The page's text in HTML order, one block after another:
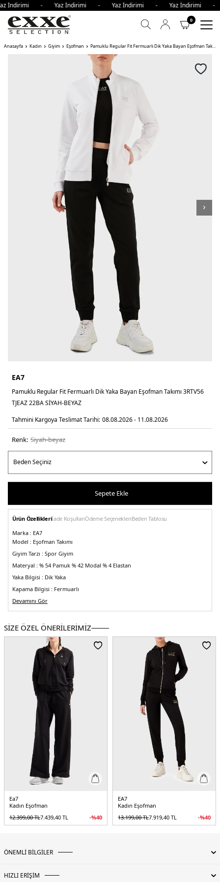
İndirimi - Yaz İndirimi - Yaz İndirimi - Yaz
0
Anasayfa Kadın Giyim Eşofman Pamuklu Regular Fit Fermuarlı Dik Yaka Bayan Eşofman Takımı TJEAZ
EA7
Pamuklu Regular Fit Fermuarlı Dik Yaka Bayan Eşofman Takımı 3RTV56
TJEAZ 22BA SİYAH-BEYAZ
Tahmini Kargoya Teslimat Tarihi: 08.08.2026 - 11.08.2026
Renk: si̇yah-beyaz
Sepete Ekle
Ürün Özellikleriİade KoşullarıÖdeme SeçenekleriBeden Tablosu
Marka : EA7
Model : Eşofman Takımı
Giyim Tarzı : Spor Giyim
Materyal : % 54 Pamuk % 42 Modal % 4 Elastan
Yaka Bilgisi : Dik Yaka
Kapama Bilgisi : Fermuarlı
Kol Bilgisi :Uzun Kol
Cep Bilgisi :Cepli
Kalıp Bilgisi : Regular Fit
Manken Ölçüsü :Boy : 1.76 cm / Beden : S
Üretim Yeri :Türkiye
5DY23RTV56TJEAZ22BA.389
Devamını Gör
SİZE ÖZEL ÖNERİLERİMİZ
Ea7
Kadın Eşofman
12.399,00TL7.439,40 TL -%40
EA7
Kadın Eşofman
13.199,00TL7.919,40 TL -%40
ÖNEMLİ BİLGİLER
HIZLI ERİŞİM